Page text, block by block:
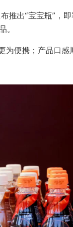
推出“宝宝瓶”，
。
为便携；产品口